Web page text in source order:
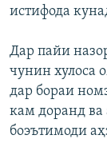
истифода
Дар пайи
чунин хулоса
дар бораи
кам доранд ва
боэътимоди